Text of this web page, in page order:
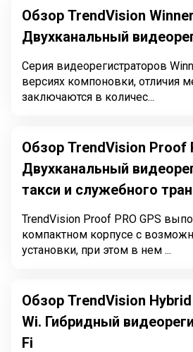
Обзор TrendVision
Двухканальный
Серия видеорегистраторов
версиях компоновки, отличия
заключаются в количес...
Обзор TrendVision Proof
Двухканальный
такси и служебного
TrendVision Proof PRO GPS
компактном корпусе с
установки, при этом в нем ...
Обзор TrendVision
Wi. Гибридный
Fi